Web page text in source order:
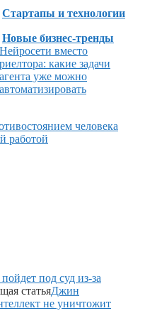
Стартапы и технологии
Новые бизнес-тренды
Нейросети вместо
риелтора: какие задачи
агента уже можно
автоматизировать
человека
работой
под суд из-за
статьяДжин
не уничтожит